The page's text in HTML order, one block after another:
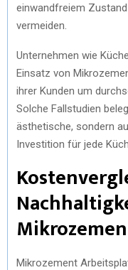
einwandfreiem
vermeiden.
Unternehmen wie
Einsatz von
ihrer Kunden um
Solche Fallstudien
ästhetische, sondern
Investition für jede
Mikrozement